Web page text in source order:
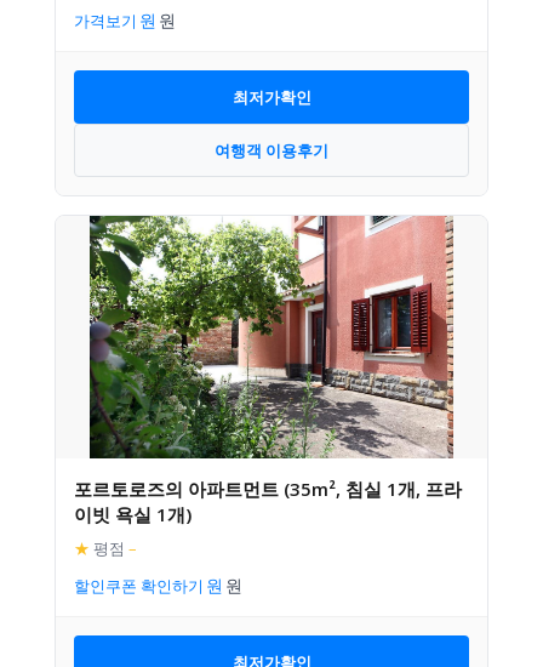
가격보기
최저가확인
여행객 이용후기
포르토로즈의 아파트먼트 (35m², 침실 1개, 프라
이빗 욕실 1개)
★ 평점 –
할인쿠폰 확인하기
최저가확인